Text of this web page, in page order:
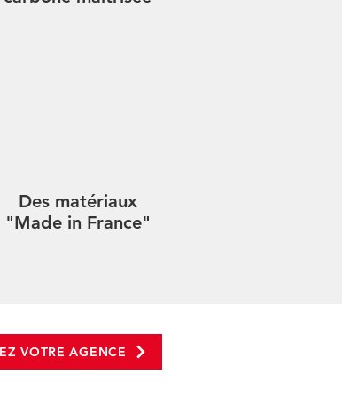
Des matériaux
"Made in France"
VOTRE AGENCE